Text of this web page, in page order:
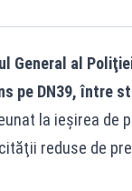
al
pe DN39, între
la ieșirea de
reduse de